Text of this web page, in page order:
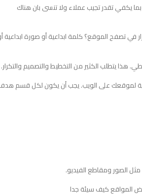
يكفي تقدر تجيب عملاء ولا تنسى بان هناك
في تصفح الموقع؟ كلمة ابداعية أو صورة ابداعية
يتطلب الكثير من التخطيط والتصميم والتكرار.
لموقعك على الويب. يجب أن يكون لكل قسم
الصور ومقاطع الفيديو.
المواقع كيف سيئة جدا